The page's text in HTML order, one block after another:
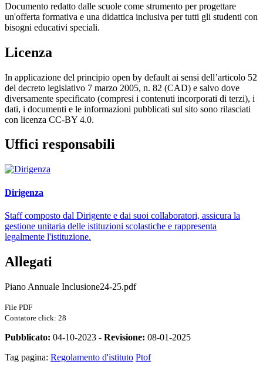
Documento redatto dalle scuole come strumento per progettare
un'offerta formativa e una didattica inclusiva per tutti gli studenti con
bisogni educativi speciali.
Licenza
In applicazione del principio open by default ai sensi dell’articolo 52
del decreto legislativo 7 marzo 2005, n. 82 (CAD) e salvo dove
diversamente specificato (compresi i contenuti incorporati di terzi), i
dati, i documenti e le informazioni pubblicati sul sito sono rilasciati
con licenza CC-BY 4.0.
Uffici responsabili
Dirigenza
Staff composto dal Dirigente e dai suoi collaboratori, assicura la
gestione unitaria delle istituzioni scolastiche e rappresenta
legalmente l'istituzione.
Allegati
Piano Annuale Inclusione24-25.pdf
File PDF
Contatore click: 28
Pubblicato: 04-10-2023 - Revisione: 08-01-2025
Tag pagina: Regolamento d'istituto Ptof